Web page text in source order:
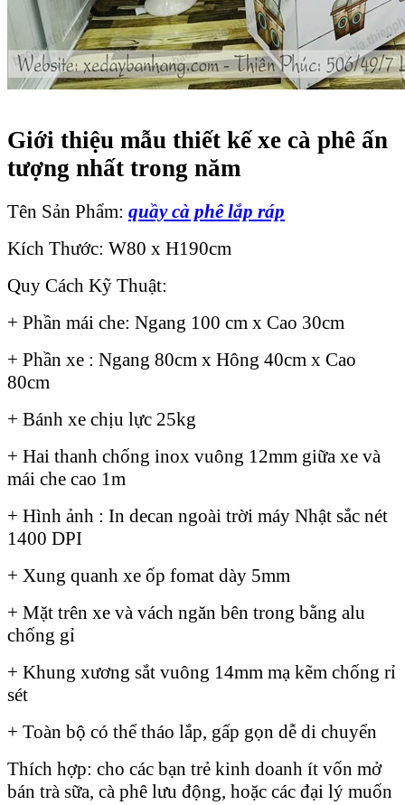
Giới thiệu mẫu thiết kế xe cà phê ấn
tượng nhất trong năm
Tên Sản Phẩm: quầy cà phê lắp ráp
Kích Thước: W80 x H190cm
Quy Cách Kỹ Thuật:
+ Phần mái che: Ngang 100 cm x Cao 30cm
+ Phần xe : Ngang 80cm x Hông 40cm x Cao
80cm
+ Bánh xe chịu lực 25kg
+ Hai thanh chống inox vuông 12mm giữa xe và
mái che cao 1m
+ Hình ảnh : In decan ngoài trời máy Nhật sắc nét
1400 DPI
+ Xung quanh xe ốp fomat dày 5mm
+ Mặt trên xe và vách ngăn bên trong bằng alu
chống gỉ
+ Khung xương sắt vuông 14mm mạ kẽm chống rỉ
sét
+ Toàn bộ có thể tháo lắp, gấp gọn dễ di chuyển
Thích hợp: cho các bạn trẻ kinh doanh ít vốn mở
bán trà sữa, cà phê lưu động, hoặc các đại lý muốn